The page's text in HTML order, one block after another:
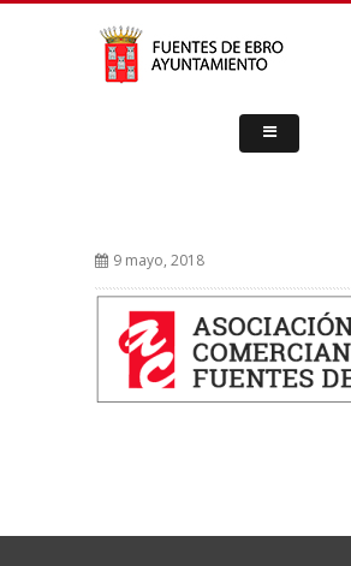
9 mayo, 2018